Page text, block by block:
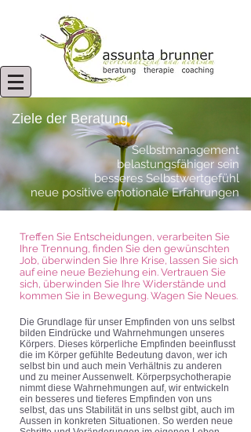
Ziele der Beratung
Selbstmanagement
belastungsfähiger sein
besseres Selbstwertgefühl
neue positive emotionale Erfahrungen
Treffen Sie Entscheidungen, verarbeiten Sie
Ihre Trennung, finden Sie den gewünschten
Job, überwinden Sie Ihre Krise, lassen Sie sich
auf eine neue Beziehung ein. Vertrauen Sie
sich, überwinden Sie Ihre Widerstände und
kommen Sie in Bewegung. Wagen Sie Neues.
Die Grundlage für unser Empfinden von uns selbst
bilden Eindrücke und Wahrnehmungen unseres
Körpers. Dieses körperliche Empfinden beeinflusst
die im Körper gefühlte Bedeutung davon, wer ich
selbst bin und auch mein Verhältnis zu anderen
und zu meiner Aussenwelt. Körperpsychotherapie
nimmt diese Wahrnehmungen auf, wir entwickeln
ein besseres und tieferes Empfinden von uns
selbst, das uns Stabilität in uns selbst gibt, auch im
Aussen in konkreten Situationen. So werden neue